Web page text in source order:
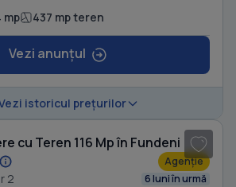
mp 437 mp teren
Vezi anunțul
istoricul prețurilor
cu Teren 116 Mp în Fundeni
Agenție
2 6 luni în urmă